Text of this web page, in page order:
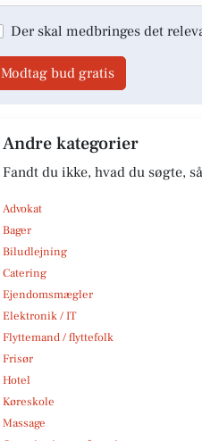
Der skal medbringes det
Modtag bud gratis
Andre kategorier
Fandt du ikke, hvad du søgte,
Advokat
Bager
Biludlejning
Catering
Ejendomsmægler
Elektronik / IT
Flyttemand / flyttefolk
Frisør
Hotel
Køreskole
Massage